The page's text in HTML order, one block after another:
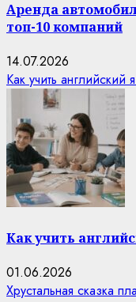
Аренда
топ-10 компаний
14.07.2026
Как учить
Как учить
01.06.2026
Хрустальная сказка